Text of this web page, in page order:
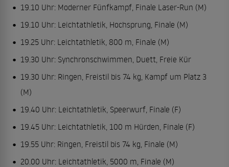
19.10 Uhr: Moderner Fünfkampf, Finale Laser-Run (M)
19.10 Uhr: Leichtathletik, Hochsprung, Finale (M)
19.25 Uhr: Leichtathletik, 800 m, Finale (M)
19.30 Uhr: Synchronschwimmen, Duett, Freie Kür
19.30 Uhr: Ringen, Freistil bis 74 kg, Kampf um Platz 3
(M)
19.40 Uhr: Leichtathletik, Speerwurf, Finale (F)
19.45 Uhr: Leichtathletik, 100 m Hürden, Finale (F)
19.55 Uhr: Ringen, Freistil bis 74 kg, Finale (M)
20.00 Uhr: Leichtathletik, 5000 m, Finale (M)